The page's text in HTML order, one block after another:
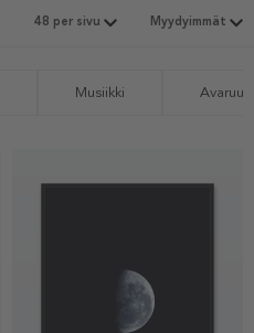
Musiikki Avaruus